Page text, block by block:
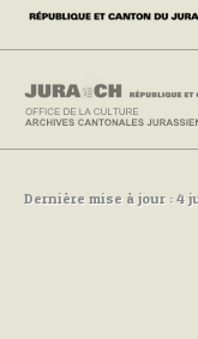
Dernière mise à jour : 4